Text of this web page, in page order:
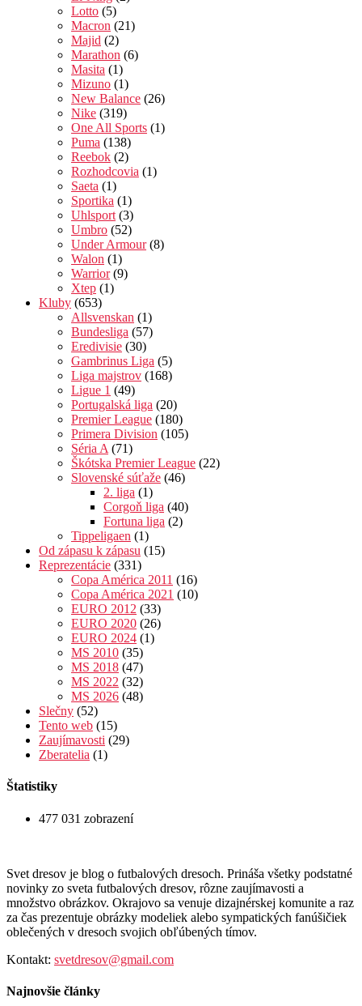
Lotto (5)
Macron (21)
Majid (2)
Marathon (6)
Masita (1)
Mizuno (1)
New Balance (26)
Nike (319)
One All Sports (1)
Puma (138)
Reebok (2)
Rozhodcovia (1)
Saeta (1)
Sportika (1)
Uhlsport (3)
Umbro (52)
Under Armour(8)
Walon (1)
Warrior(9)
Xtep (1)
Kluby (653)
Allsvenskan (1)
Bundesliga (57)
Eredivisie (30)
Gambrinus Liga (5)
Liga majstrov (168)
Ligue 1 (49)
Portugalská liga (20)
Premier League (180)
Primera Division (105)
Séria A (71)
Škótska Premier League (22)
Slovenské súťaže (46)
2. liga (1)
Corgoň liga (40)
Fortuna liga (2)
Tippeligaen (1)
Od zápasu k zápasu (15)
Reprezentácie (331)
Copa América 2011 (16)
Copa América 2021 (10)
EURO 2012 (33)
EURO 2020 (26)
EURO 2024 (1)
MS 2010 (35)
MS 2018 (47)
MS 2022 (32)
MS 2026 (48)
Slečny (52)
Tento web (15)
Zaujímavosti (29)
Zberatelia (1)
Štatistiky
477 031 zobrazení
Svet dresov je blog o futbalových dresoch. Prináša všetky podstatné
novinky zo sveta futbalových dresov, rôzne zaujímavosti a
množstvo obrázkov. Okrajovo sa venuje dizajnérskej komunite a raz
za čas prezentuje obrázky modeliek alebo sympatických fanúšičiek
oblečených v dresoch svojich obľúbených tímov.
Kontakt: svetdresov@gmail.com
Najnovšie články